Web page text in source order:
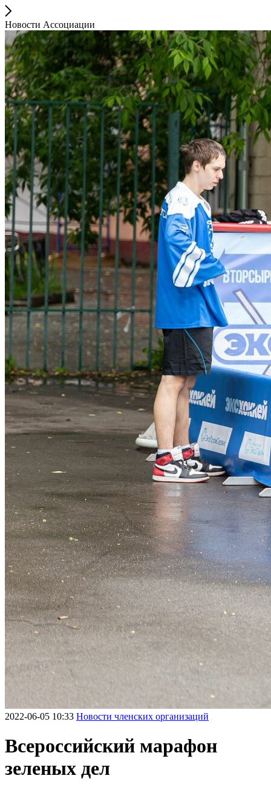
Новости Ассоциации
2022-06-05 10:33 Новости членских организаций
Всероссийский марафон
зеленых дел